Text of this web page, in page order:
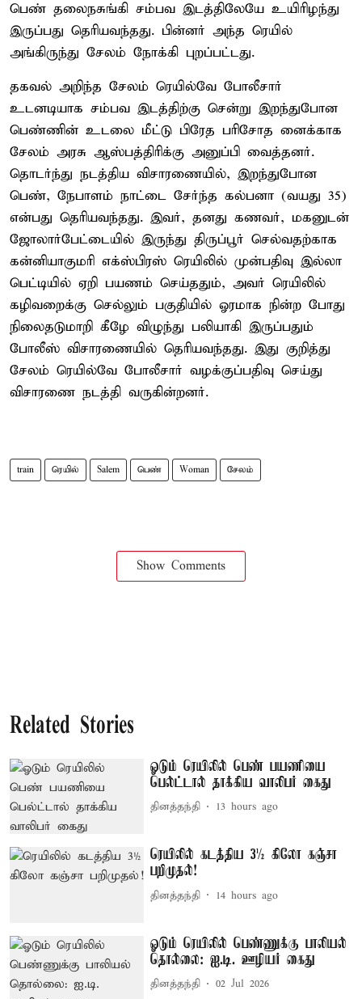
பெண் தலைநசுங்கி சம்பவ இடத்திலேயே உயிரிழந்து
இருப்பது தெரியவந்தது. பின்னர் அந்த ரெயில்
அங்கிருந்து சேலம் நோக்கி புறப்பட்டது.
தகவல் அறிந்த சேலம் ரெயில்வே போலீசார்
உடனடியாக சம்பவ இடத்திற்கு சென்று இறந்துபோன
பெண்ணின் உடலை மீட்டு பிரேத பரிசோத னைக்காக
சேலம் அரசு ஆஸ்பத்திரிக்கு அனுப்பி வைத்தனர்.
தொடர்ந்து நடத்திய விசாரணையில், இறந்துபோன
பெண், நேபாளம் நாட்டை சேர்ந்த கல்பனா (வயது 35)
என்பது தெரியவந்தது. இவர், தனது கணவர், மகனுடன்
ஜோலார்பேட்டையில் இருந்து திருப்பூர் செல்வதற்காக
கன்னியாகுமரி எக்ஸ்பிரஸ் ரெயிலில் முன்பதிவு இல்லா
பெட்டியில் ஏறி பயணம் செய்ததும், அவர் ரெயிலில்
கழிவறைக்கு செல்லும் பகுதியில் ஓரமாக நின்ற போது
நிலைதடுமாறி கீழே விழுந்து பலியாகி இருப்பதும்
போலீஸ் விசாரணையில் தெரியவந்தது. இது குறித்து
சேலம் ரெயில்வே போலீசார் வழக்குப்பதிவு செய்து
விசாரணை நடத்தி வருகின்றனர்.
train ரெயில் Salem பெண் Woman சேலம்
Show Comments
Related Stories
ஓடும் ரெயிலில் பெண் பயணியை
பெல்ட்டால் தாக்கிய வாலிபர் கைது
தினத்தந்தி 13 hours ago
ரெயிலில் கடத்திய 3½ கிலோ கஞ்சா
பறிமுதல்!
தினத்தந்தி 14 hours ago
ஓடும் ரெயிலில் பெண்ணுக்கு பாலியல்
தொல்லை: ஐ.டி. ஊழியர் கைது
தினத்தந்தி 02 Jul 2026